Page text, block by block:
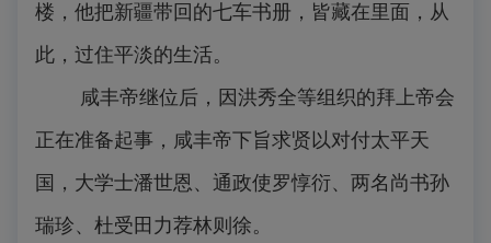
楼，他把新疆带回的七车书册，皆藏在里面，从
此，过住平淡的生活。
咸丰帝继位后，因洪秀全等组织的拜上帝会
正在准备起事，咸丰帝下旨求贤以对付太平天
国，大学士潘世恩、通政使罗惇衍、两名尚书孙
瑞珍、杜受田力荐林则徐。